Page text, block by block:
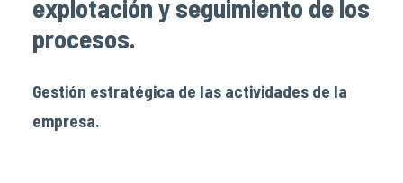
explotación y seguimiento de los
procesos.
Gestión estratégica de las actividades de la
empresa.